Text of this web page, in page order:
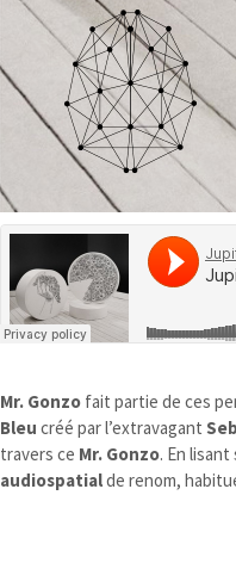
Mr. Gonzo fait partie de ces
Bleu créé par l’extravagant
travers ce Mr. Gonzo. En
audiospatialde renom,